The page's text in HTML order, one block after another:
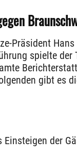
Präsident
spielte
gibt es
Einsteigen der